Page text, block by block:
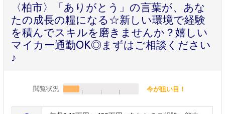
〈柏市〉「ありがとう」の言葉が、あな
たの成長の糧になる☆新しい環境で経験
を積んでスキルを磨きませんか？嬉しい
マイカー通勤OK◎まずはご相談ください
♪
閲覧状況 今が狙い目！